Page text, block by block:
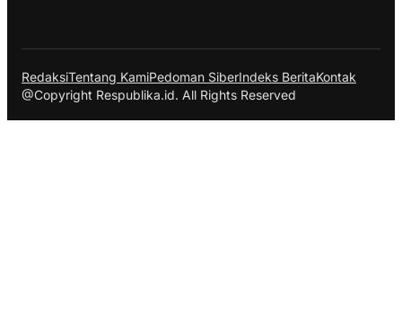
RedaksiTentang KamiPedoman SiberIndeks BeritaKontak
@Copyright Respublika.id. All Rights Reserved